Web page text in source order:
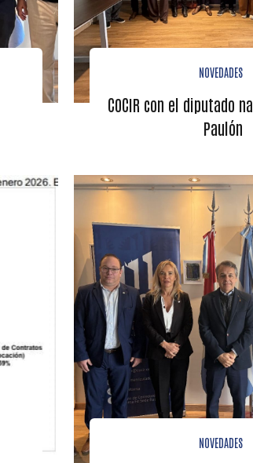
NOVEDADES
COCIR con el diputado
Paulón
NOVEDADES